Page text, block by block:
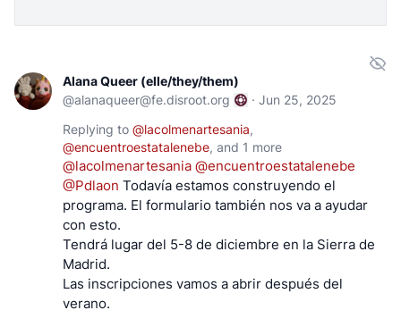
Alana Queer (elle/they/them)
@alanaqueer@fe.disroot.org · Jun 25, 2025
Replying to @lacolmenartesania,
@encuentroestatalenebe, and 1 more
@lacolmenartesania @encuentroestatalenebe
@Pdlaon Todavía estamos construyendo el
programa. El formulario también nos va a ayudar
con esto.
Tendrá lugar del 5-8 de diciembre en la Sierra de
Madrid.
Las inscripciones vamos a abrir después del
verano.